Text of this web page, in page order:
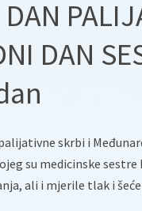
DAN
skrbi i
su medicinske
ali i mjerile tlak i